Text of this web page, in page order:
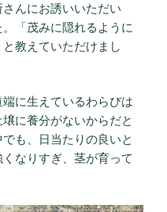
んにお誘いいただい
「茂みに隠れるように
教えていただけまし
に生えているわらびは
に養分がないからだと
も、日当たりの良いと
なりすぎ、茎が育って